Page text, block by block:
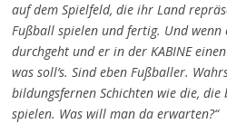
auf dem Spielfeld, die ihr Land
Fußball spielen und fertig. Und
durchgeht und er in der KABINE
was soll’s. Sind eben Fußballer.
bildungsfernen Schichten wie die, die
spielen. Was will man da erwarten?“